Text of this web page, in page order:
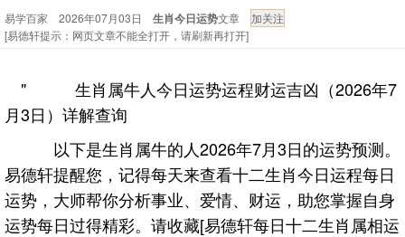
订！！
2025-10-01
2026丙午年铁笔居士精批年运说明
2025-10-12
易德轩通告：本网站易德轩商标及LOGO注册声明
2021-9-7
易学百家 2026年07月03日 生肖今日运势文章
[易德轩提示：网页文章不能全打开，请刷新再打开]
" 生肖属牛人今日运势运程财运吉凶（2026年7
月3日）详解查询
以下是生肖属牛的人2026年7月3日的运势预测。
易德轩提醒您，记得每天来查看十二生肖今日运程每日
运势，大师帮你分析事业、爱情、财运，助您掌握自身
运势每日过得精彩。请收藏[易德轩每日十二生肖属相运